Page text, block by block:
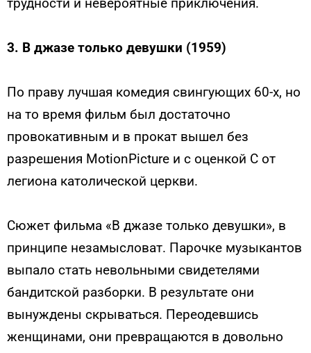
3. В джазе только девушки (1959)
По праву лучшая комедия свингующих 60-х, но
на то время фильм был достаточно
провокативным и в прокат вышел без
разрешения MotionPicture и с оценкой C от
легиона католической церкви.
Сюжет фильма «В джазе только девушки», в
принципе незамысловат. Парочке музыкантов
выпало стать невольными свидетелями
бандитской разборки. В результате они
вынуждены скрываться. Переодевшись
женщинами, они превращаются в довольно